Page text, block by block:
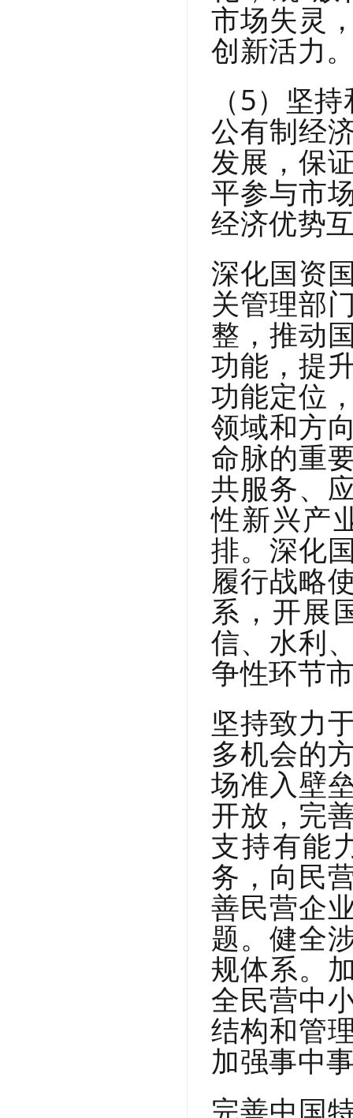
市场失灵
创新活力
（5）坚
公有制经
发展，保
平参与市
经济优势
深化国资
关管理部
整，推动
功能，提
功能定位
领域和方
命脉的重
共服务、
性新兴产
排。深化
履行战略
系，开展
信、水利
争性环节
坚持致力
多机会的
场准入壁
开放，完
支持有能
务，向民
善民营企
题。健全
规体系。
全民营中
结构和管
加强事中